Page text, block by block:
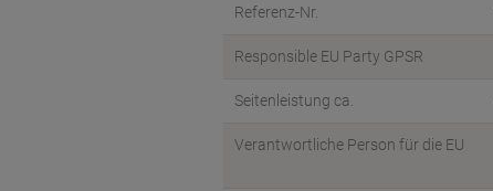
Referenz-Nr.
Responsible EU Party GPSR
Seitenleistung ca.
Verantwortliche Person für die EU